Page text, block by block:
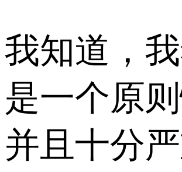
我知道，
是一个原
并且十分